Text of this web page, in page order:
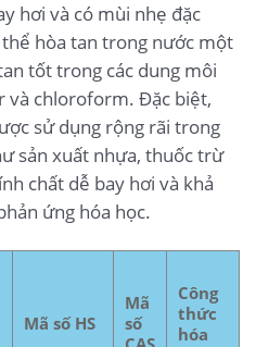
hơi và có mùi nhẹ đặc
hòa tan trong nước một
tốt trong các dung môi
và chloroform. Đặc biệt,
sử dụng rộng rãi trong
sản xuất nhựa, thuốc trừ
chất dễ bay hơi và khả
ứng hóa học.
Mã số HS
Mã
số
Công
thức
hóa